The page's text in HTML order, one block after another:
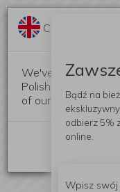
Change
We've detected
Polish. Would you
of our website?
Bądź na
odbierz 5%
online.